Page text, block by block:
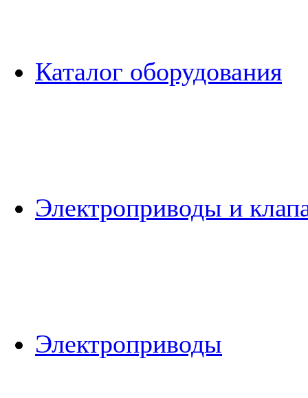
Каталог оборудования
Электроприводы и
Электроприводы